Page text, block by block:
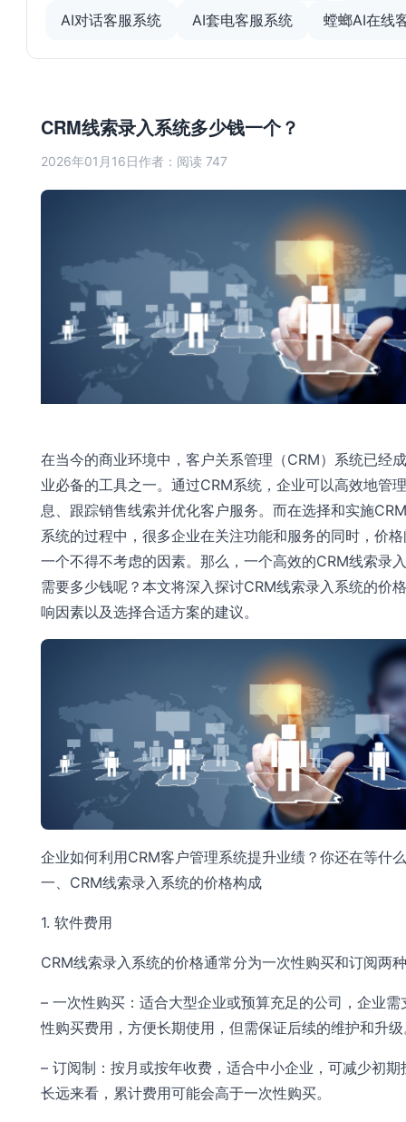
CRM线索录入系统多少钱一个？
2026年01月16日作者： 阅读 747
在当今的商业环境中，客户关系管理（CRM）系统已经
业必备的工具之一。通过CRM系统，企业可以高效地管
息、跟踪销售线索并优化客户服务。而在选择和实施
系统的过程中，很多企业在关注功能和服务的同时，价
一个不得不考虑的因素。那么，一个高效的CRM线索录
需要多少钱呢？本文将深入探讨CRM线索录入系统的价
响因素以及选择合适方案的建议。
企业如何利用CRM客户管理系统提升业绩？你还在等什
一、CRM线索录入系统的价格构成
1. 软件费用
CRM线索录入系统的价格通常分为一次性购买和订阅两
– 一次性购买：适合大型企业或预算充足的公司，企业需
性购买费用，方便长期使用，但需保证后续的维护和升
– 订阅制：按月或按年收费，适合中小企业，可减少初期
长远来看，累计费用可能会高于一次性购买。
AI对话客服系统 AI套电客服系统 螳螂AI在线